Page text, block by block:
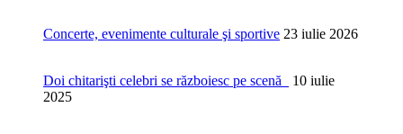
Concerte, evenimente culturale şi sportive 23 iulie 2026
Doi chitarişti celebri se războiesc pe scenă
10 iulie
2025